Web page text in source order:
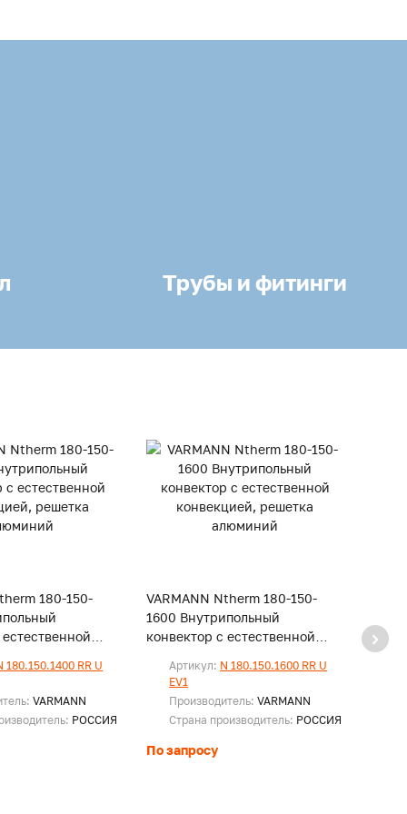
Трубы и фитинги
180-150-
180.150.1400 RR U
VARMANN
РОССИЯ
VARMANN Ntherm 180-150-
1600 Внутрипольный
конвектор с естественной
алюминий
Артикул: N 180.150.1600 RR U
EV1
Производитель:VARMANN
Страна производитель: РОССИЯ
По запросу